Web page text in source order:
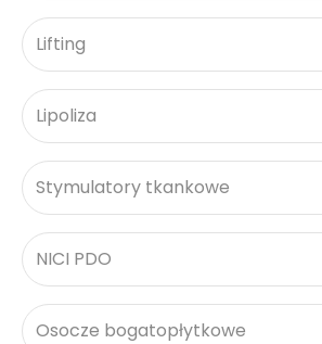
Lifting
Lipoliza
Stymulatory tkankowe
NICI PDO
Osocze bogatopłytkowe